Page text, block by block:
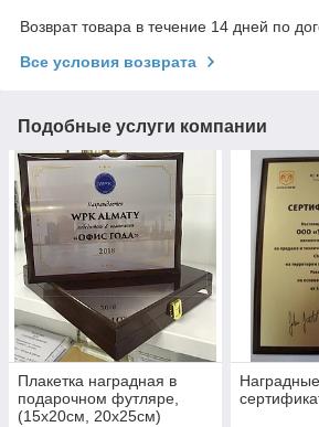
Возврат товара в течение 14 дней по
Все условия возврата
Подобные услуги компании
Плакетка наградная в
подарочном футляре,
(15х20см, 20х25см)